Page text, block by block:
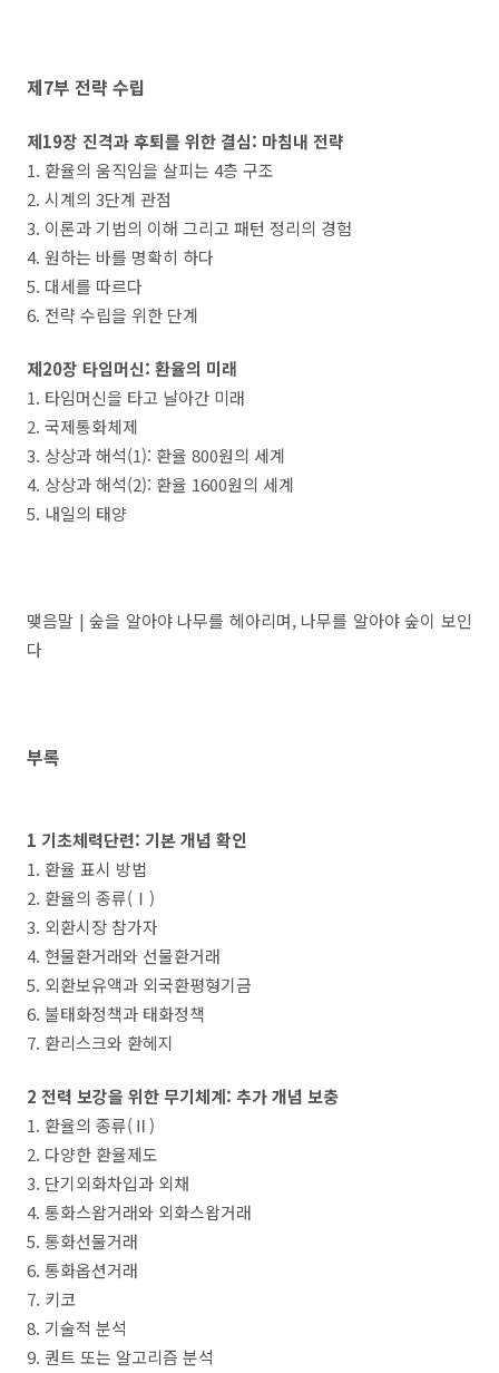
제7부 전략 수립
제19장 진격과 후퇴를 위한 결심: 마침내 전략
1. 환율의 움직임을 살피는 4층 구조
2. 시계의 3단계 관점
3. 이론과 기법의 이해 그리고 패턴 정리의 경험
4. 원하는 바를 명확히 하다
5. 대세를 따르다
6. 전략 수립을 위한 단계
제20장 타임머신: 환율의 미래
1. 타임머신을 타고 날아간 미래
2. 국제통화체제
3. 상상과 해석(1): 환율 800원의 세계
4. 상상과 해석(2): 환율 1600원의 세계
5. 내일의 태양
맺음말 | 숲을 알아야 나무를 헤아리며, 나무를 알아야 숲이 보인
다
부록
1 기초체력단련: 기본 개념 확인
1. 환율 표시 방법
2. 환율의 종류(Ⅰ)
3. 외환시장 참가자
4. 현물환거래와 선물환거래
5. 외환보유액과 외국환평형기금
6. 불태화정책과 태화정책
7. 환리스크와 환헤지
2 전력 보강을 위한 무기체계: 추가 개념 보충
1. 환율의 종류(Ⅱ)
2. 다양한 환율제도
3. 단기외화차입과 외채
4. 통화스왑거래와 외화스왑거래
5. 통화선물거래
6. 통화옵션거래
7. 키코
8. 기술적 분석
9. 퀀트 또는 알고리즘 분석